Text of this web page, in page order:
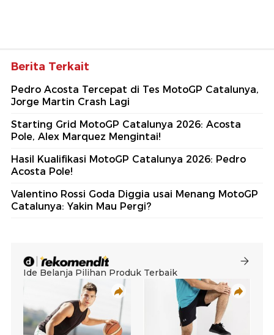
Berita Terkait
Pedro Acosta Tercepat di Tes MotoGP Catalunya,
Jorge Martin Crash Lagi
Starting Grid MotoGP Catalunya 2026: Acosta
Pole, Alex Marquez Mengintai!
Hasil Kualifikasi MotoGP Catalunya 2026: Pedro
Acosta Pole!
Valentino Rossi Goda Diggia usai Menang MotoGP
Catalunya: Yakin Mau Pergi?